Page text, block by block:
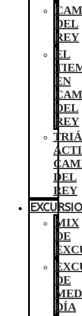
DEL
REY
EL
EN
DEL
REY
DEL
REY
MIX
DE
DE
DÍA